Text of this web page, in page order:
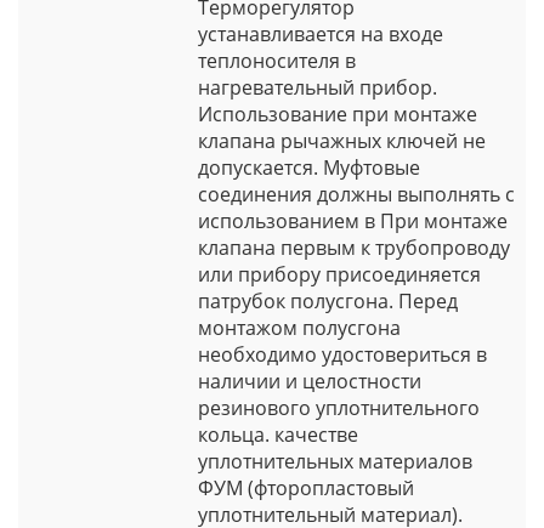
Терморегулятор
устанавливается на входе
теплоносителя в
нагревательный прибор.
Использование при монтаже
клапана рычажных ключей не
допускается. Муфтовые
соединения должны выполнять с
использованием в При монтаже
клапана первым к трубопроводу
или прибору присоединяется
патрубок полусгона. Перед
монтажом полусгона
необходимо удостовериться в
наличии и целостности
резинового уплотнительного
кольца. качестве
уплотнительных материалов
ФУМ (фторопластовый
уплотнительный материал).